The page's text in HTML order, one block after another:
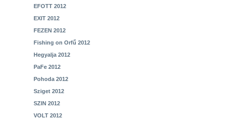
EFOTT 2012
EXIT 2012
FEZEN 2012
Fishing on Orfű 2012
Hegyalja 2012
PaFe 2012
Pohoda 2012
Sziget 2012
SZIN 2012
VOLT 2012